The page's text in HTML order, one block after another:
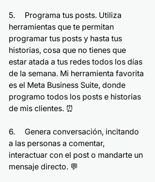
5.     Programa tus posts. Utiliza
herramientas que te permitan
programar tus posts y hasta tus
historias, cosa que no tienes que
estar atada a tus redes todos los días
de la semana. Mi herramienta favorita
es el Meta Business Suite, donde
programo todos los posts e historias
de mis clientes. ⏰
6.     Genera conversación, incitando
a las personas a comentar,
interactuar con el post o mandarte un
mensaje directo. 💬